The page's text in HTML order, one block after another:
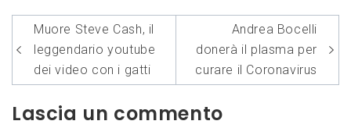
Navigazione
articoli
Muore Steve Cash, il
leggendario youtube
dei video con i gatti
Andrea Bocelli
donerà il plasma per
curare il Coronavirus
Lascia un commento